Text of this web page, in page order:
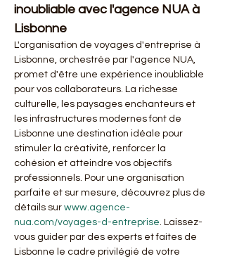
inoubliable avec l'agence NUA à
Lisbonne
L'organisation de voyages d'entreprise à
Lisbonne, orchestrée par l'agence NUA,
promet d'être une expérience inoubliable
pour vos collaborateurs. La richesse
culturelle, les paysages enchanteurs et
les infrastructures modernes font de
Lisbonne une destination idéale pour
stimuler la créativité, renforcer la
cohésion et atteindre vos objectifs
professionnels. Pour une organisation
parfaite et sur mesure, découvrez plus de
détails sur www.agence-
nua.com/voyages-d-entreprise. Laissez-
vous guider par des experts et faites de
Lisbonne le cadre privilégié de votre